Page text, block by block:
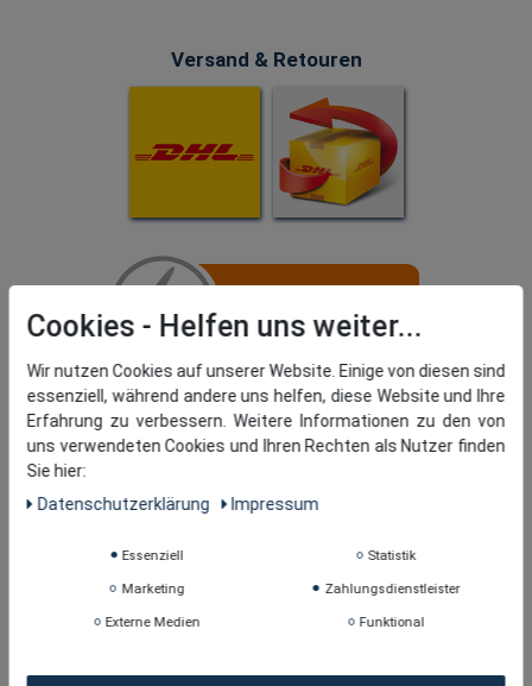
Versand & Retouren
Cookies
Wir nutzen Cookies auf unserer Website. Einige von diesen sind
essenziell, während andere uns helfen, diese Website und Ihre
Erfahrung zu verbessern. Weitere Informationen zu den von
uns verwendeten Cookies und Ihren Rechten als Nutzer finden
Sie hier:
Daten­schutz­erklärung
Impressum
Essenziell Statistik
Marketing Zahlungsdienstleister
Externe Medien Funktional